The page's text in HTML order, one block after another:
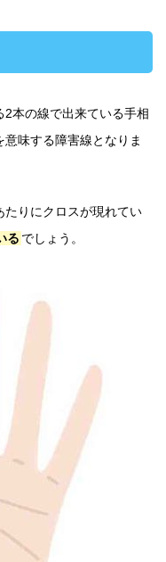
本の線で出来ている手相
味する障害線となりま
りにクロスが現れてい
る でしょう。